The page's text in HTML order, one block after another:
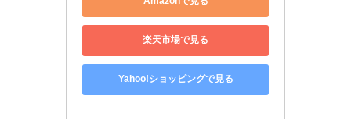
楽天市場で見る
Yahoo!ショッピングで見る